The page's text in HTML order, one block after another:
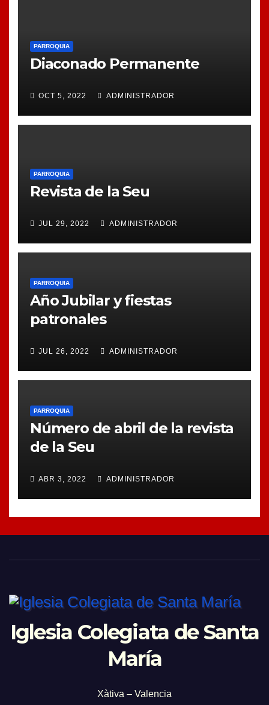
PARROQUIA
Diaconado Permanente
OCT 5, 2022 ADMINISTRADOR
PARROQUIA
Revista de la Seu
JUL 29, 2022 ADMINISTRADOR
PARROQUIA
Año Jubilar y fiestas
patronales
JUL 26, 2022 ADMINISTRADOR
PARROQUIA
Número de abril de la revista
de la Seu
ABR 3, 2022 ADMINISTRADOR
Iglesia Colegiata de Santa
María
Xàtiva – Valencia